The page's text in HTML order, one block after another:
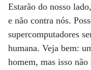
Estarão do nosso lado,
e não contra nós.
supercomputadores
humana. Veja bem:
homem, mas isso